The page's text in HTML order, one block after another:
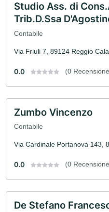
Studio Ass. di
Trib.D.Ssa
Contabile
Via Friuli 7, 89124 Reggio
0.0 (0
Zumbo Vincenzo
Contabile
Via Cardinale Portanova 143,
0.0 (0
De Stefano